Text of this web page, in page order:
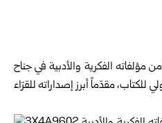
مؤلفاته الفكرية والأدبية في جناح
مقدّماً أبرز إصداراته للقرّاء